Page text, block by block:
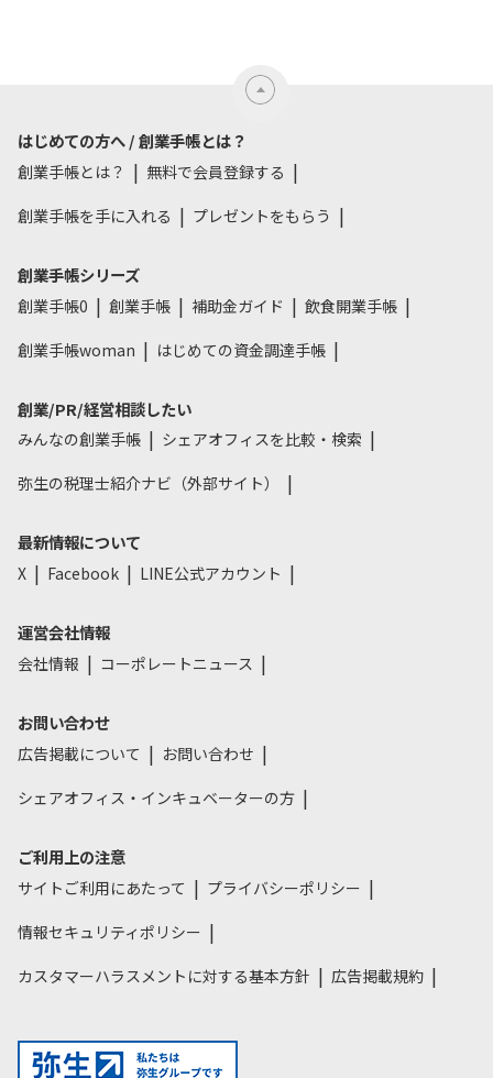
はじめての方へ / 創業手帳とは？
創業手帳とは？
無料で会員登録する
創業手帳を手に入れる
プレゼントをもらう
創業手帳シリーズ
創業手帳0 創業手帳 補助金ガイド
飲食開業手帳
創業手帳woman
はじめての資金調達手帳
創業/PR/経営相談したい
みんなの創業手帳
シェアオフィスを比較・検索
弥生の税理士紹介ナビ（外部サイト）
最新情報について
X Facebook LINE公式アカウント
運営会社情報
会社情報 コーポレートニュース
お問い合わせ
広告掲載について
お問い合わせ
シェアオフィス・インキュベーターの方
ご利用上の注意
サイトご利用にあたって
プライバシーポリシー
情報セキュリティポリシー
カスタマーハラスメントに対する基本方針
広告掲載規約